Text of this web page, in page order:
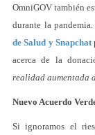
OmniGOV también
durante la
de Salud y Snapchat
acerca de la
realidad aumentada
Nuevo Acuerdo
Si ignoramos el